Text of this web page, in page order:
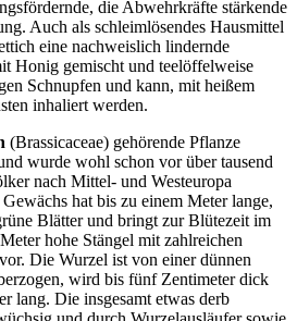
die Abwehrkräfte stärkende
Auch als schleimlösendes Hausmittel
eine nachweislich lindernde
Honig gemischt und teelöffelweise
Schnupfen und kann, mit heißem
inhaliert werden.
(Brassicaceae) gehörende Pflanze
wurde wohl schon vor über tausend
nach Mittel- und Westeuropa
hat bis zu einem Meter lange,
Blätter und bringt zur Blütezeit im
hohe Stängel mit zahlreichen
Die Wurzel ist von einer dünnen
wird bis fünf Zentimeter dick
lang. Die insgesamt etwas derb